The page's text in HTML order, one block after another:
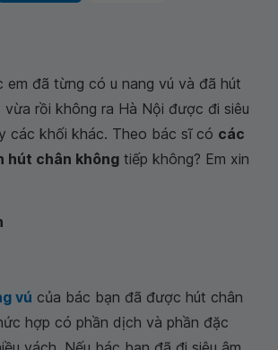
em đã từng có u nang vú và đã hút
rồi không ra Hà Nội được đi siêu
các khối khác. Theo bác sĩ có các
hút chân không tiếp không? Em xin
vú của bác bạn đã được hút chân
hợp có phần dịch và phần đặc